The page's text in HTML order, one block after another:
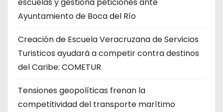
escuelas y gestiona peticiones ante
Ayuntamiento de Boca del Río
Creación de Escuela Veracruzana de Servicios
Turisticos ayudará a competir contra destinos
del Caribe: COMETUR
Tensiones geopolíticas frenan la
competitividad del transporte marítimo